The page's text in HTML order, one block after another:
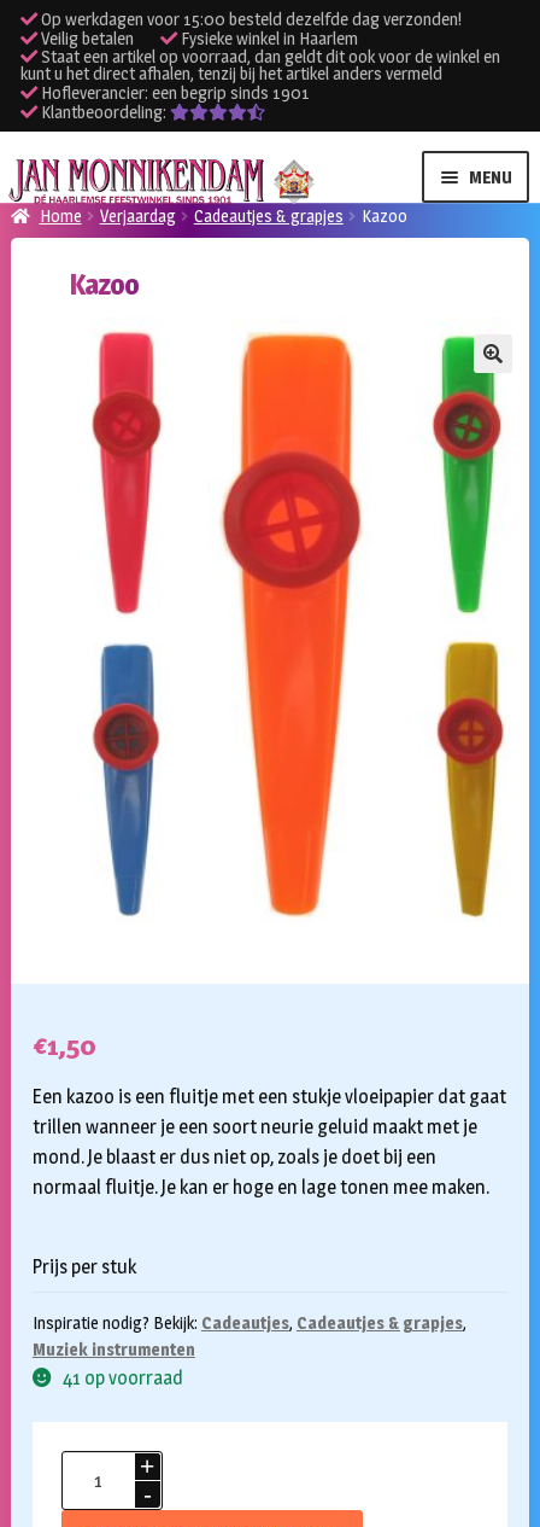
Op werkdagen voor 15:00 besteld dezelfde dag verzonden!
Veilig betalen
Fysieke winkel in Haarlem
Staat een artikel op voorraad, dan geldt dit ook voor de winkel en
kunt u het direct afhalen, tenzij bij het artikel anders vermeld
Hofleverancier: een begrip sinds 1901
Klantbeoordeling:
Ga
door
naar
Ga
naar
de
MENU
Klantenservice
Inloggen
Home Verjaardag Cadeautjes & grapjes Kazoo
Kazoo
🔍
€1,50
Een kazoo is een fluitje met een stukje vloeipapier dat gaat
trillen wanneer je een soort neurie geluid maakt met je
mond. Je blaast er dus niet op, zoals je doet bij een
normaal fluitje. Je kan er hoge en lage tonen mee maken.
Prijs per stuk
Inspiratie nodig? Bekijk: Cadeautjes, Cadeautjes & grapjes,
Muziek instrumenten
41 op voorraad
aantal